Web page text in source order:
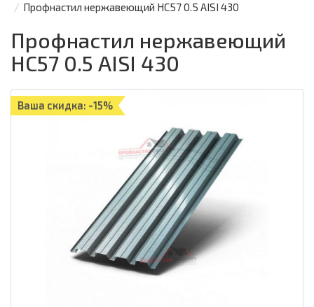
Профнастил нержавеющий НС57 0.5 AISI 430
Профнастил нержавеющий
НС57 0.5 AISI 430
Ваша скидка: -15%